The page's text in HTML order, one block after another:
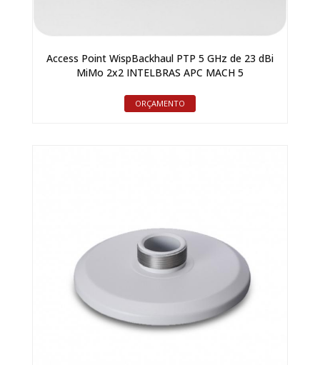
Access Point WispBackhaul PTP 5 GHz de 23 dBi
MiMo 2x2 INTELBRAS APC MACH 5
ORÇAMENTO